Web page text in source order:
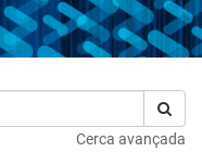
Cerca avançada